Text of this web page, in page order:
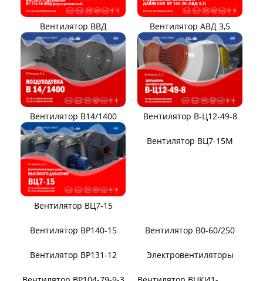
Вентилятор ВВД Вентилятор АВД 3,5
Вентилятор В14/1400 Вентилятор В-Ц12-49-8
Вентилятор ВЦ7-15